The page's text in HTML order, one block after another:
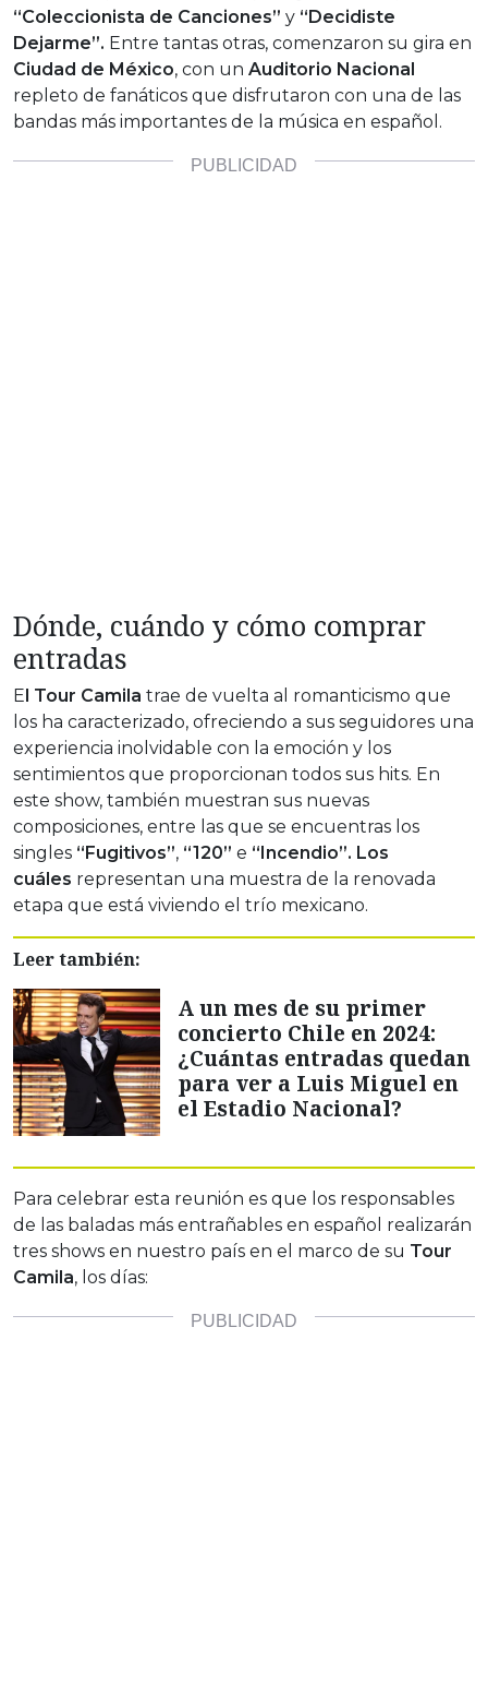
“Coleccionista de Canciones” y “Decidiste
Dejarme”. Entre tantas otras, comenzaron su gira en
Ciudad de México, con un Auditorio Nacional
repleto de fanáticos que disfrutaron con una de las
bandas más importantes de la música en español.
Dónde, cuándo y cómo comprar
entradas
E l Tour Camila trae de vuelta al romanticismo que
los ha caracterizado, ofreciendo a sus seguidores una
experiencia inolvidable con la emoción y los
sentimientos que proporcionan todos sus hits. En
este show, también muestran sus nuevas
composiciones, entre las que se encuentras los
singles “Fugitivos”, “120” e “Incendio”. Los
cuáles representan una muestra de la renovada
etapa que está viviendo el trío mexicano.
Leer también:
A un mes de su primer
concierto Chile en 2024:
¿Cuántas entradas quedan
para ver a Luis Miguel en
el Estadio Nacional?
Para celebrar esta reunión es que los responsables
de las baladas más entrañables en español realizarán
tres shows en nuestro país en el marco de su Tour
Camila, los días: